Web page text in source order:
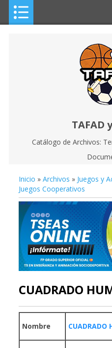
TAFAD
Catálogo de Archivos:
Inicio » Archivos » Juegos y
Juegos Cooperativos
CUADRADO
Nombre CUADRADO